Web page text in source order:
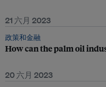
21 六月 2023
政策和金融
How can the palm oil
20 六月 2023